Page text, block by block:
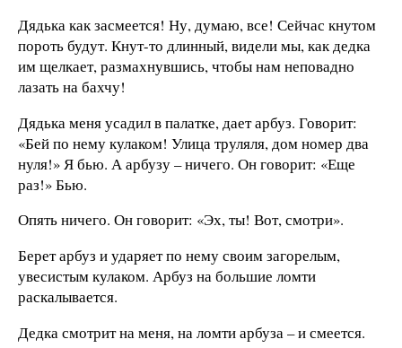
Дядька как засмеется! Ну, думаю, все! Сейчас кнутом
пороть будут. Кнут-то длинный, видели мы, как дедка
им щелкает, размахнувшись, чтобы нам неповадно
лазать на бахчу!
Дядька меня усадил в палатке, дает арбуз. Говорит:
«Бей по нему кулаком! Улица труляля, дом номер два
нуля!» Я бью. А арбузу – ничего. Он говорит: «Еще
раз!» Бью.
Опять ничего. Он говорит: «Эх, ты! Вот, смотри».
Берет арбуз и ударяет по нему своим загорелым,
увесистым кулаком. Арбуз на большие ломти
раскалывается.
Дедка смотрит на меня, на ломти арбуза – и смеется.